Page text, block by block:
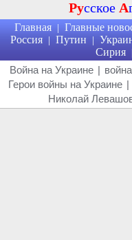
Русское А
Главная | Главные
Россия | Путин |
Сирия
Война на Украине |
Герои войны на Украине |
Николай